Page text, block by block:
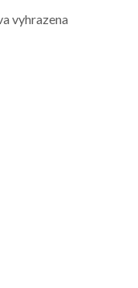
vyhrazena